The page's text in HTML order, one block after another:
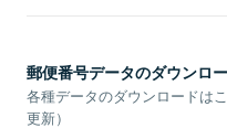
郵便番号データのダウンロ
各種データのダウンロードは
更新）